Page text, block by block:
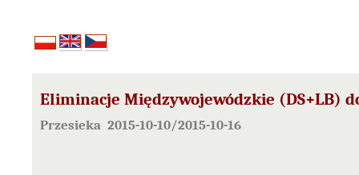
Eliminacje Międzywojewódzkie (DS+LB)
Przesieka 2015-10-10/2015-10-16